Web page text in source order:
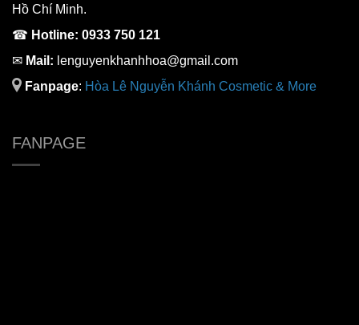
Hồ Chí Minh.
☎ Hotline: 0933 750 121
✉ Mail: lenguyenkhanhhoa@gmail.com
Fanpage: Hòa Lê Nguyễn Khánh Cosmetic & More
FANPAGE